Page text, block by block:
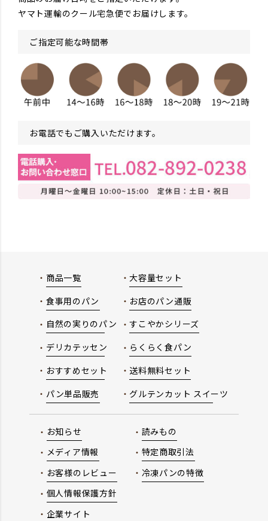
ヤマト運輸のクール宅急便でお届けします。
ご指定可能な時間帯
お電話でもご購入いただけます。
商品一覧
食事用のパン
自然の実りのパン
デリカテッセン
おすすめセット
パン単品販売
大容量セット
お店のパン通販
すこやかシリーズ
らくらく食パン
送料無料セット
グルテンカット スイーツ
お知らせ
メディア情報
お客様のレビュー
個人情報保護方針
読みもの
特定商取引法
冷凍パンの特徴
企業サイト